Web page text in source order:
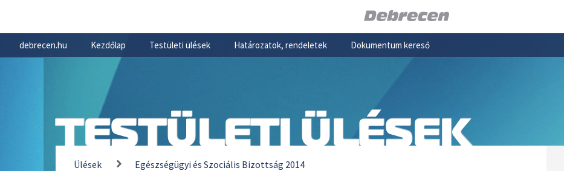
debrecen.hu Kezdőlap Testületi ülések Határozatok, rendeletek Dokumentum kereső
TESTÜLETI ÜLÉSEK
Ülések
Egészségügyi és Szociális Bizottság 2014